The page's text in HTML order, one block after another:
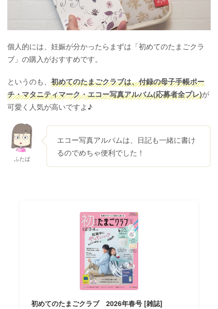
個人的には、妊娠が分かったらまずは「初めてのたまごクラ
ブ」の購入がおすすめです。
というのも、 初めてのたまごクラブは、付録の母子手帳ポー
チ・マタニティマーク・エコー写真アルバム(応募者全プレ)が
可愛く人気が高いですよ♪
ふたば
エコー写真アルバムは、日記も一緒に書け
るのでめちゃ便利でした！
初めてのたまごクラブ 2026年春号 [雑誌]